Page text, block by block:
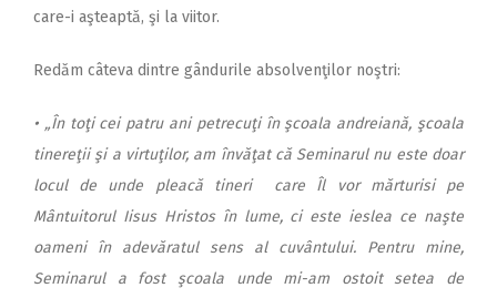
care-i aşteaptă, şi la viitor.
Redăm câteva dintre gândurile absolvenţilor noştri:
• „În toţi cei patru ani petrecuţi în şcoala andreiană, şcoala
tinereţii şi a virtuţilor, am învăţat că Seminarul nu este doar
locul de unde pleacă tineri care Îl vor mărturisi pe
Mântuitorul Iisus Hristos în lume, ci este ieslea ce naşte
oameni în adevăratul sens al cuvântului. Pentru mine,
Seminarul a fost şcoala unde mi-am ostoit setea de